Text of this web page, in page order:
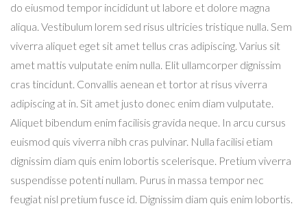
do eiusmod tempor incididunt ut labore et dolore magna
aliqua. Vestibulum lorem sed risus ultricies tristique nulla. Sem
viverra aliquet eget sit amet tellus cras adipiscing. Varius sit
amet mattis vulputate enim nulla. Elit ullamcorper dignissim
cras tincidunt. Convallis aenean et tortor at risus viverra
adipiscing at in. Sit amet justo donec enim diam vulputate.
Aliquet bibendum enim facilisis gravida neque. In arcu cursus
euismod quis viverra nibh cras pulvinar. Nulla facilisi etiam
dignissim diam quis enim lobortis scelerisque. Pretium viverra
suspendisse potenti nullam. Purus in massa tempor nec
feugiat nisl pretium fusce id. Dignissim diam quis enim lobortis.